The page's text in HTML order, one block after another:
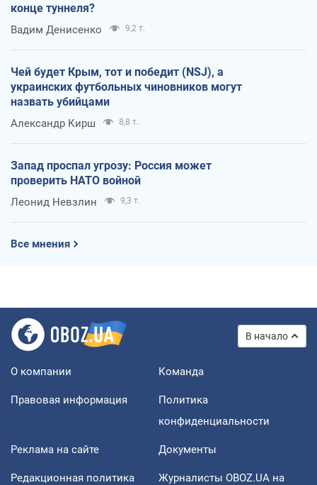
конце туннеля?
Вадим Денисенко 9,2 т.
Чей будет Крым, тот и победит (NSJ), а
украинских футбольных чиновников могут
назвать убийцами
Александр Кирш 8,8 т.
Запад проспал угрозу: Россия может
проверить НАТО войной
Леонид Невзлин 9,3 т.
Все мнения
В начало
О компании Команда
Правовая информация
Политика
конфиденциальности
Реклама на сайте Документы
Редакционная политика
Журналисты OBOZ.UA на